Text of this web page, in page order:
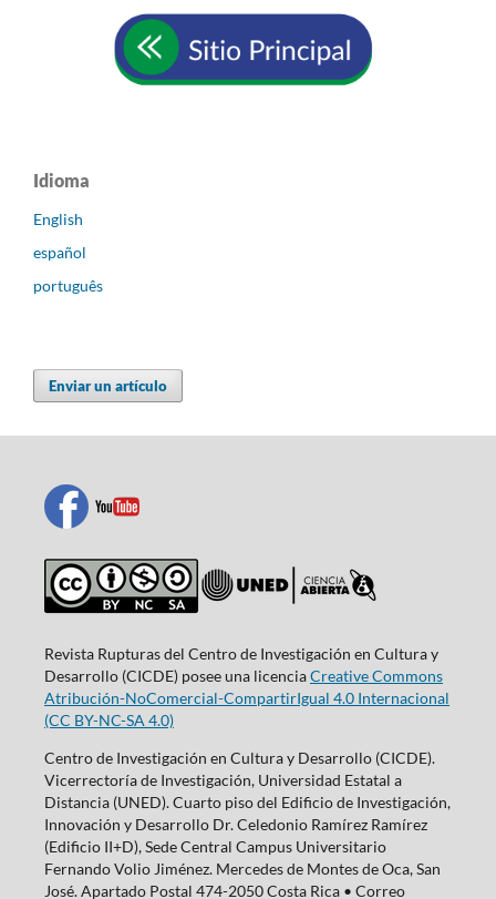
Idioma
English
español
português
Enviar un artículo
Revista Rupturas del Centro de Investigación en Cultura y
Desarrollo (CICDE) posee una licenciaCreative Commons
Atribución-NoComercial-CompartirIgual 4.0 Internacional
(CC BY-NC-SA 4.0)
Centro de Investigación en Cultura y Desarrollo (CICDE).
Vicerrectoría de Investigación, Universidad Estatal a
Distancia (UNED). Cuarto piso del Edificio de Investigación,
Innovación y Desarrollo Dr. Celedonio Ramírez Ramírez
(Edificio II+D), Sede Central Campus Universitario
Fernando Volio Jiménez. Mercedes de Montes de Oca, San
José. Apartado Postal 474-2050 Costa Rica • Correo